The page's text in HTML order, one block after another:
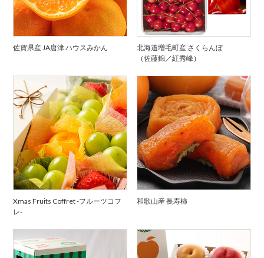
佐賀県産 JA唐津 ハウスみかん
北海道増毛町産 さくらんぼ
（佐藤錦／紅秀峰）
Xmas Fruits Coffret -フルーツコフ
レ-
和歌山産 長寿柿